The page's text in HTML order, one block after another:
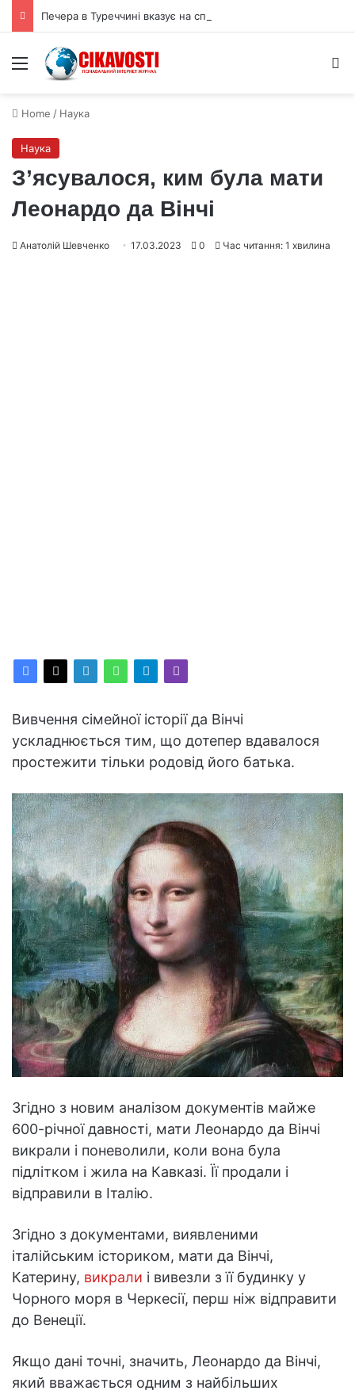
Menu
Home / Наука
Наука
З’ясувалося, ким була мати
Леонардо да Вінчі
Анатолій Шевченко 17.03.2023 0 Час читання: 1 хвилина
Вивчення сімейної історії да Вінчі
ускладнюється тим, що дотепер вдавалося
простежити тільки родовід його батька.
Згідно з новим аналізом документів майже
600-річної давності, мати Леонардо да Вінчі
викрали і поневолили, коли вона була
підлітком і жила на Кавказі. Її продали і
відправили в Італію.
Згідно з документами, виявленими
італійським істориком, мати да Вінчі,
Катерину, викрали і вивезли з її будинку у
Чорного моря в Черкесії, перш ніж відправити
до Венеції.
Якщо дані точні, значить, Леонардо да Вінчі,
який вважається одним з найбільших